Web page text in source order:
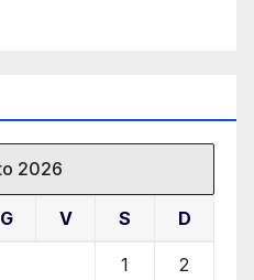
2026
G V S D
1 2